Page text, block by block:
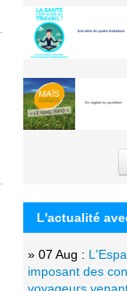
L'actualité
» 07 Aug :
imposant des
voyageurs